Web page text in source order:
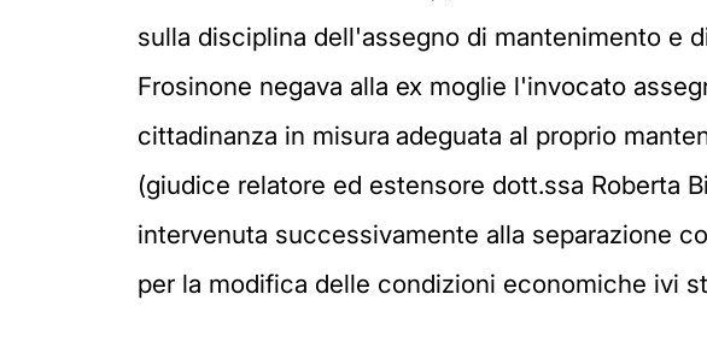
sulla disciplina dell'assegno di mantenimento e
Frosinone negava alla ex moglie l'invocato
cittadinanza in misura adeguata al proprio
(giudice relatore ed estensore dott.ssa Roberta
intervenuta successivamente alla separazione
per la modifica delle condizioni economiche ivi